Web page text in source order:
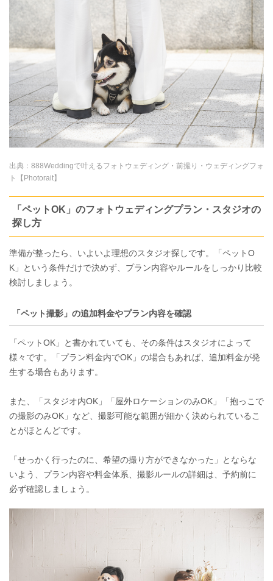
出典： 888Weddingで叶えるフォトウェディング・前撮り・ウェディングフォ
ト【Photorait】
「ペットOK」のフォトウェディングプラン・スタジオの
探し方
準備が整ったら、いよいよ理想のスタジオ探しです。「ペットO
K」という条件だけで決めず、プラン内容やルールをしっかり比較
検討しましょう。
「ペット撮影」の追加料金やプラン内容を確認
「ペットOK」と書かれていても、その条件はスタジオによって
様々です。「プラン料金内でOK」の場合もあれば、追加料金が発
生する場合もあります。
また、「スタジオ内OK」「屋外ロケーションのみOK」「抱っこで
の撮影のみOK」など、撮影可能な範囲が細かく決められているこ
とがほとんどです。
「せっかく行ったのに、希望の撮り方ができなかった」とならな
いよう、プラン内容や料金体系、撮影ルールの詳細は、予約前に
必ず確認しましょう。